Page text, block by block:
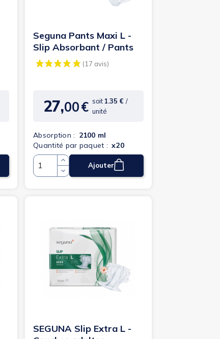
Seguna Pants Maxi L -
Slip Absorbant / Pants
Prix
27,00€ soit 1.35 € /
unité
Absorption : 2100 ml
Quantité par paquet : x20
QuantitéAjouter
SEGUNA Slip Extra L -